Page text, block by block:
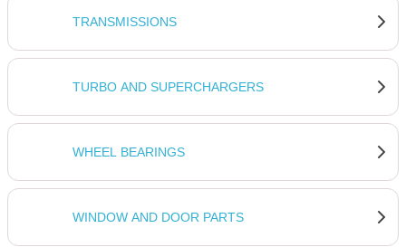
TRANSMISSIONS
TURBO AND SUPERCHARGERS
WHEEL BEARINGS
WINDOW AND DOOR PARTS